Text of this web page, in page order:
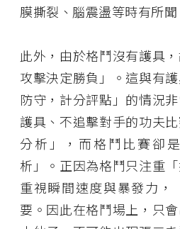
膜撕裂、腦震盪等時有所聞
此外，由於格鬥沒有護具
攻擊決定勝負」。這與有
防守，計分評點」的情況
護具、不追擊對手的功夫
分析」，而格鬥比賽卻
析」。正因為格鬥只注重
重視瞬間速度與暴發力，
要。因此在格鬥場上，只